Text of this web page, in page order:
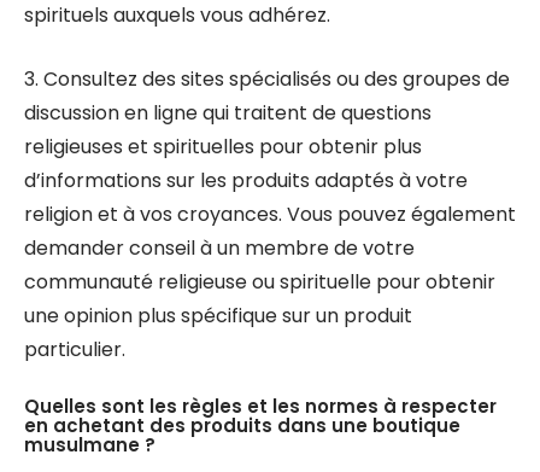
spirituels auxquels vous adhérez.
3. Consultez des sites spécialisés ou des groupes de
discussion en ligne qui traitent de questions
religieuses et spirituelles pour obtenir plus
d’informations sur les produits adaptés à votre
religion et à vos croyances. Vous pouvez également
demander conseil à un membre de votre
communauté religieuse ou spirituelle pour obtenir
une opinion plus spécifique sur un produit
particulier.
Quelles sont les règles et les normes à respecter
en achetant des produits dans une boutique
musulmane ?